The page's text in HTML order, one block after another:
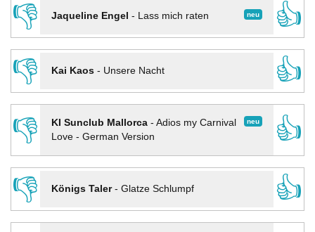
👎
neu
Jaqueline Engel - Lass mich raten
👍
👎
Kai Kaos- Unsere Nacht
👍
👎
neu
KI Sunclub Mallorca- Adios my Carnival
Love - German Version
👍
👎
Königs Taler- Glatze Schlumpf
👍